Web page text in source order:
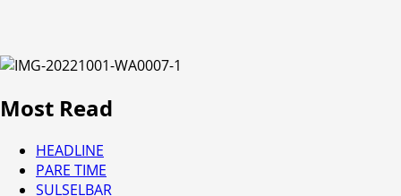
Most Read
HEADLINE
PARE TIME
SULSELBAR